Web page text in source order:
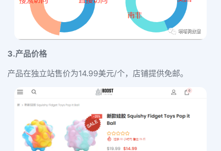
3.产品价格
产品在独立站售价为14.99美元/个， 店铺提供免邮。